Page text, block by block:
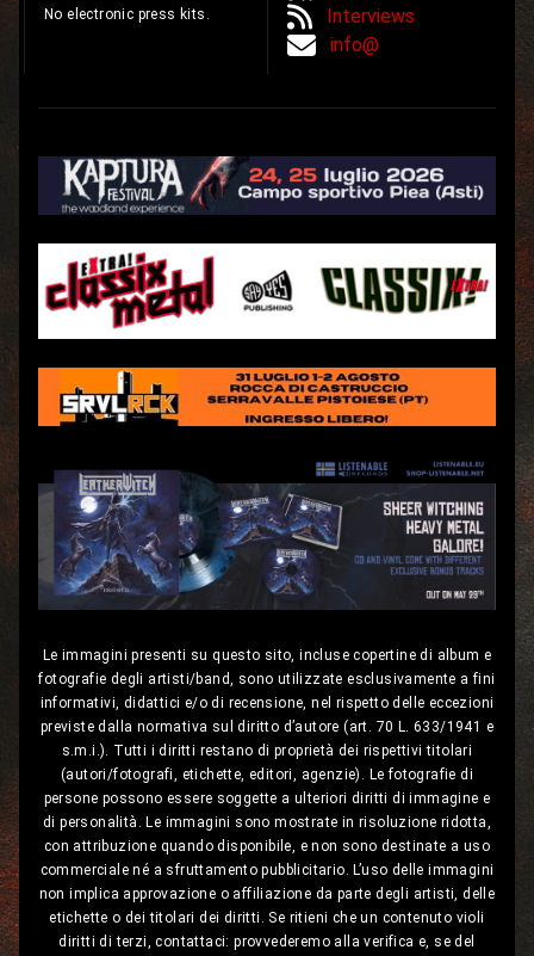
No electronic press kits.
Interviews
info@
Le immagini presenti su questo sito, incluse copertine di album e
fotografie degli artisti/band, sono utilizzate esclusivamente a fini
informativi, didattici e/o di recensione, nel rispetto delle eccezioni
previste dalla normativa sul diritto d’autore (art. 70 L. 633/1941 e
s.m.i.). Tutti i diritti restano di proprietà dei rispettivi titolari
(autori/fotografi, etichette, editori, agenzie). Le fotografie di
persone possono essere soggette a ulteriori diritti di immagine e
di personalità. Le immagini sono mostrate in risoluzione ridotta,
con attribuzione quando disponibile, e non sono destinate a uso
commerciale né a sfruttamento pubblicitario. L’uso delle immagini
non implica approvazione o affiliazione da parte degli artisti, delle
etichette o dei titolari dei diritti. Se ritieni che un contenuto violi
diritti di terzi, contattaci: provvederemo alla verifica e, se del